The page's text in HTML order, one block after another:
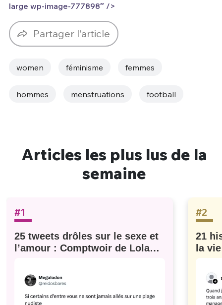
large wp-image-777898″ />
Partager l'article
women féminisme femmes
hommes menstruations football
Articles les plus lus de la
semaine
#1
25 tweets drôles sur le sexe et
l’amour : Comptwoir de Lola
#2
21
la